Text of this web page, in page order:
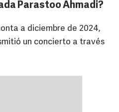
Parastoo Ahmadi?
a diciembre de 2024,
un concierto a través